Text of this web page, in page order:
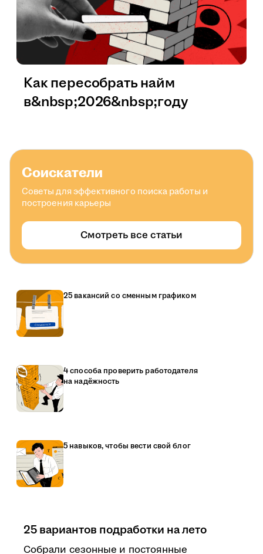
Как пересобрать найм
в&nbsp;2026&nbsp;году
Соискатели
Советы для эффективного поиска работы и
построения карьеры
Смотреть все статьи
25 вакансий со сменным графиком
4 способа проверить работодателя
на надёжность
5 навыков, чтобы вести свой блог
25 вариантов подработки на лето
Собрали сезонные и постоянные